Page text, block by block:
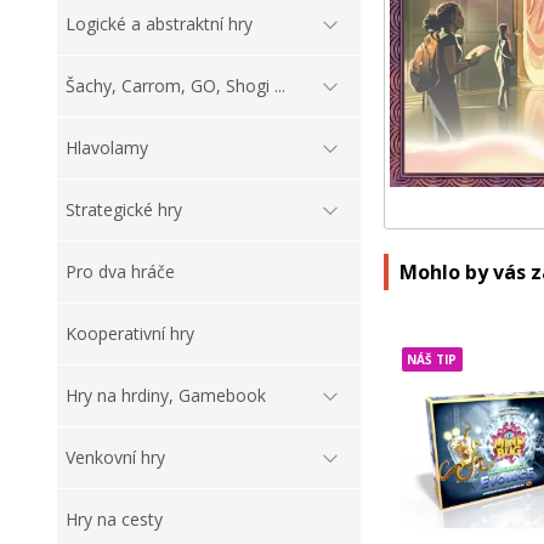
Logické a abstraktní hry
Šachy, Carrom, GO, Shogi ...
Hlavolamy
Strategické hry
Pro dva hráče
Kooperativní hry
Hry na hrdiny, Gamebook
Venkovní hry
Hry na cesty
Mohlo by vás
NÁŠ TIP